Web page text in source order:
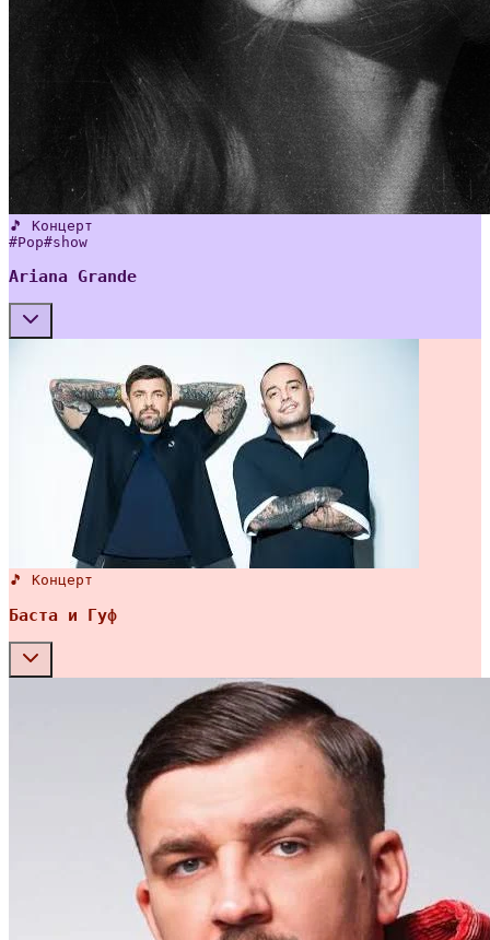
🎵 Концерт
#Pop#show
Ariana Grande
🎵 Концерт
Баста и Гуф